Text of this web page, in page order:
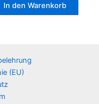
In den Warenkorb
(EU)